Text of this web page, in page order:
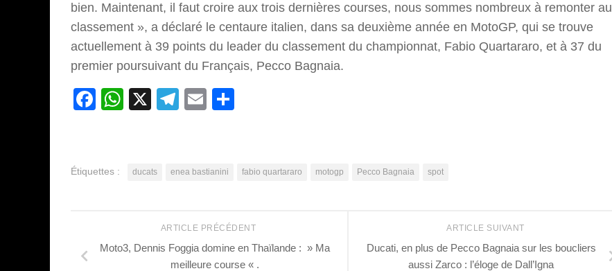
bien. Maintenant, il faut croire aux trois dernières courses, nous sommes nombreux à remonter au
classement », a déclaré le centaure italien, dans sa deuxième année en MotoGP, qui se trouve
actuellement à 39 points du leader du classement du championnat, Fabio Quartararo, et à 37 du
premier poursuivant du Français, Pecco Bagnaia.
Facebook
WhatsApp
X Telegram
Email
Étiquettes : ducats enea bastianini fabio quartararo motogp Pecco Bagnaia spot
ARTICLE SUIVANT
Ducati, en plus de Pecco Bagnaia sur les boucliers
aussi Zarco : l’éloge de Dall’Igna
ARTICLE PRÉCÉDENT
Moto3, Dennis Foggia domine en Thaïlande : » Ma
meilleure course « .